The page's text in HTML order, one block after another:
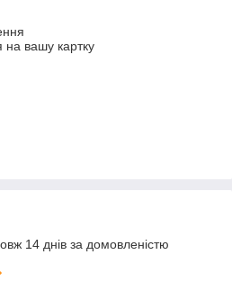
на вашу картку
14 днів за домовленістю